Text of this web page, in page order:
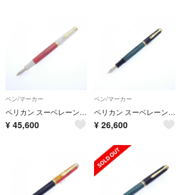
ペン/マーカー
ペリカン スーベレーンM600レッドホワイト 万年筆
¥ 45,600
ペン/マーカー
ペリカン スーベレーンM400グリーンストライプ 万年筆
¥ 26,600